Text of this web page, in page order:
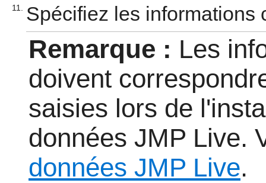
11. Spécifiez les informations
Remarque : Les
doivent
saisies lors de
données JMP Live.
données JMP Live.